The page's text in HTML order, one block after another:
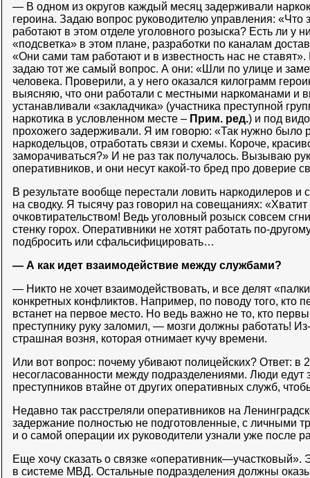
— В одном из округов каждый месяц задерживали
героина. Задаю вопрос руководителю управления: «Что
работают в этом отделе уголовного розыска? Есть ли у
«подсветка» в этом плане, разработки по каналам
«Они сами там работают и в известность нас не
задаю тот же самый вопрос. А они: «Шли по улице и
человека. Проверили, а у него оказался килограмм
выясняю, что они работали с местными наркоманами и
устанавливали «закладчика» (участника преступной
наркотика в условленном месте – Прим. ред.) и под
прохожего задерживали. Я им говорю: «Так нужно было
наркодельцов, отработать связи и схемы. Короче,
заморачиваться?» И не раз так получалось. Вызываю
оперативников, и они несут какой-то бред про доверие
В результате вообще перестали ловить наркодилеров и
на сводку. Я тысячу раз говорил на совещаниях:
очковтирательством! Ведь уголовный розыск совсем
стенку горох. Оперативники не хотят работать по-
подбросить или сфальсифицировать…
— А как идет взаимодействие между службами?
— Никто не хочет взаимодействовать, и все делят
конкретных конфликтов. Например, по поводу того, кто
встанет на первое место. Но ведь важно не то, кто
преступнику руку заломил, — мозги должны работать!
страшная возня, которая отнимает кучу времени.
Или вот вопрос: почему убивают полицейских? Ответ: в
несогласованности между подразделениями. Люди едут
преступников втайне от других оперативных служб,
Недавно так расстреляли оперативников на
задержание полностью не подготовленные, с личными
и о самой операции их руководители узнали уже после
Еще хочу сказать о связке
в системе МВД. Остальные подразделения должны